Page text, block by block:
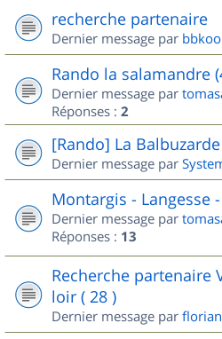
recherche partenaire
Dernier message par
Rando la salamandre
Dernier message par
Réponses : 2
[Rando] La
Dernier message par
Montargis - Langesse
Dernier message par
Réponses : 13
Recherche partenaire
loir ( 28 )
Dernier message par